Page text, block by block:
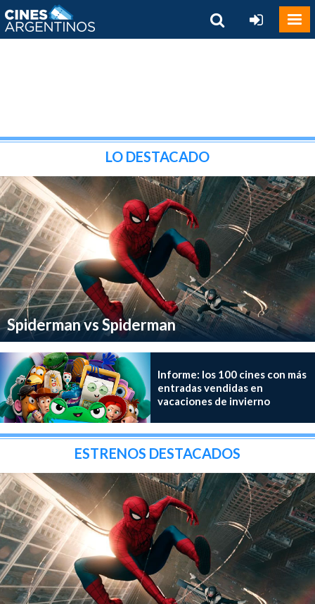
LO DESTACADO
Spiderman vs Spiderman
Informe: los 100 cines con más
entradas vendidas en
vacaciones de invierno
ESTRENOS DESTACADOS